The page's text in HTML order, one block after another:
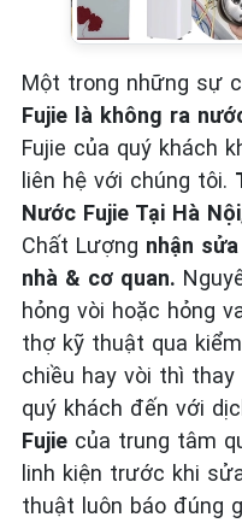
Một trong những sự
Fujie là không ra
Fujie của quý khách
liên hệ với chúng tôi.
Nước Fujie Tại Hà Nội
Chất Lượng nhận
nhà & cơ quan.
hỏng vòi hoặc hỏng
thợ kỹ thuật qua
chiều hay vòi thì thay
quý khách đến với
Fujie của trung tâm
linh kiện trước khi
thuật luôn báo đúng